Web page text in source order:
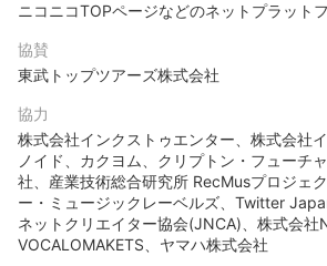
ニコニコTOPページなどのネットプラット
協賛
東武トップツアーズ株式会社
協力
株式会社インクストゥエンター、株式会社
ノイド、カクヨム、クリプトン・フューチ
社、産業技術総合研究所 RecMusプロジェ
ー・ミュージックレーベルズ、Twitter
ネットクリエイター協会(JNCA)、株式会社
VOCALOMAKETS、ヤマハ株式会社